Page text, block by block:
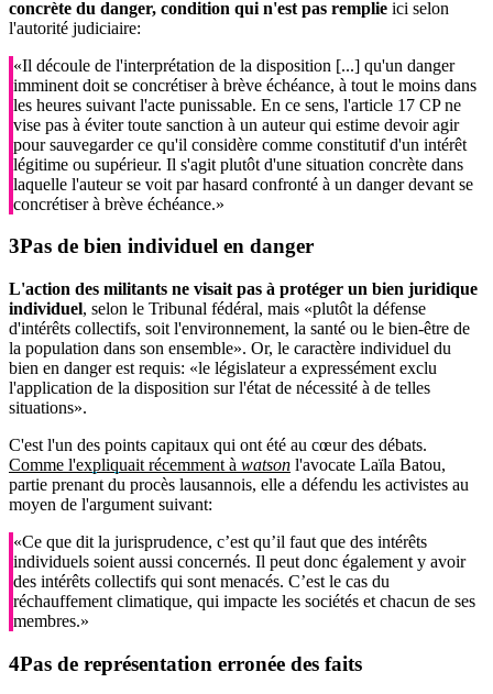
concrète du danger, condition qui n'est pas remplie ici selon
l'autorité judiciaire:
«Il découle de l'interprétation de la disposition [...] qu'un danger
imminent doit se concrétiser à brève échéance, à tout le moins dans
les heures suivant l'acte punissable. En ce sens, l'article 17 CP ne
vise pas à éviter toute sanction à un auteur qui estime devoir agir
pour sauvegarder ce qu'il considère comme constitutif d'un intérêt
légitime ou supérieur. Il s'agit plutôt d'une situation concrète dans
laquelle l'auteur se voit par hasard confronté à un danger devant se
concrétiser à brève échéance.»
Pas de bien individuel en danger
L'action des militants ne visait pas à protéger un bien juridique
individuel, selon le Tribunal fédéral, mais «plutôt la défense
d'intérêts collectifs, soit l'environnement, la santé ou le bien-être de
la population dans son ensemble». Or, le caractère individuel du
bien en danger est requis: «le législateur a expressément exclu
l'application de la disposition sur l'état de nécessité à de telles
situations».
C'est l'un des points capitaux qui ont été au cœur des débats.
Comme l'expliquait récemment à watson l'avocate Laïla Batou,
partie prenant du procès lausannois, elle a défendu les activistes au
moyen de l'argument suivant:
«Ce que dit la jurisprudence, c’est qu’il faut que des intérêts
individuels soient aussi concernés. Il peut donc également y avoir
des intérêts collectifs qui sont menacés. C’est le cas du
réchauffement climatique, qui impacte les sociétés et chacun de ses
membres.»
Pas de représentation erronée des faits